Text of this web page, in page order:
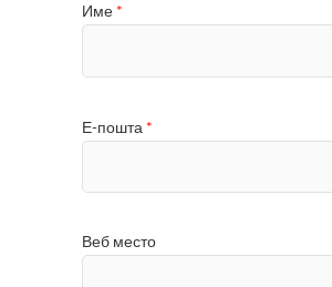
Име *
Е-пошта *
Веб место